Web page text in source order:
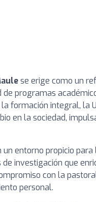
se erige como un
programas
formación integral, la
en la sociedad,
entorno propicio
investigación que
con la
personal.